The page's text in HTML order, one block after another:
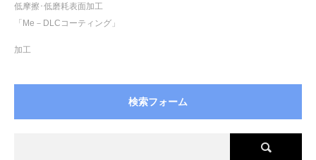
低摩擦･低磨耗表面加工
「Me－DLCコーティング」
加工
検索フォーム